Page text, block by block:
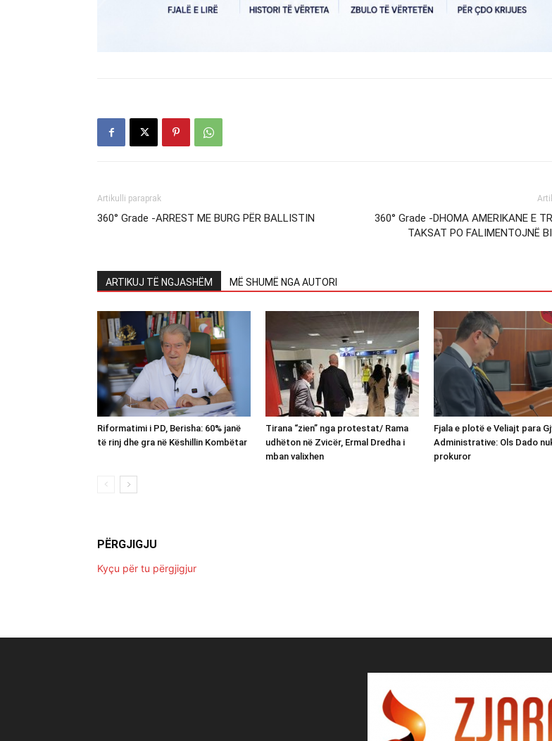
Artikulli paraprak
360° Grade -ARREST ME BURG PËR BALLISTIN
360° Grade -DHOMA AMERIKANE E
TAKSAT PO FALIMENTOJNË
ARTIKUJ TË NGJASHËM MË SHUMË NGA AUTORI
Riformatimi i PD, Berisha: 60% janë
të rinj dhe gra në Këshillin Kombëtar
Tirana “zien” nga protestat/ Rama
udhëton në Zvicër, Ermal Dredha i
mban valixhen
Fjala e plotë e Veliajt para
Administrative: Ols Dado
prokuror
PËRGJIGJU
Kyçu për tu përgjigjur